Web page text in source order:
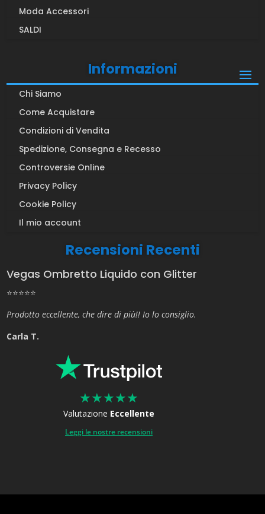
Moda Accessori
SALDI
Informazioni
Chi Siamo
Come Acquistare
Condizioni di Vendita
Spedizione, Consegna e Recesso
Controversie Online
Privacy Policy
Cookie Policy
Il mio account
Recensioni Recenti
Vegas Ombretto Liquido con Glitter
⭐⭐⭐⭐⭐
Prodotto eccellente, che dire di più!! Io lo consiglio.
Carla T.
★★★★★
Valutazione Eccellente
Leggi le nostre recensioni